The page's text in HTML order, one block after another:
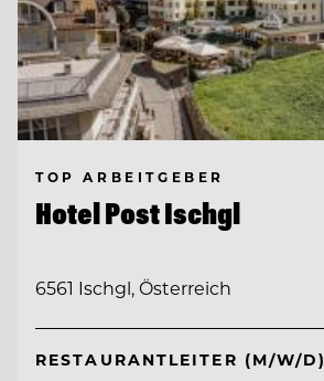
TOP ARBEITGEBER
Hotel Post Ischgl
6561 Ischgl, Österreich
RESTAURANTLEITER (M/W/D)